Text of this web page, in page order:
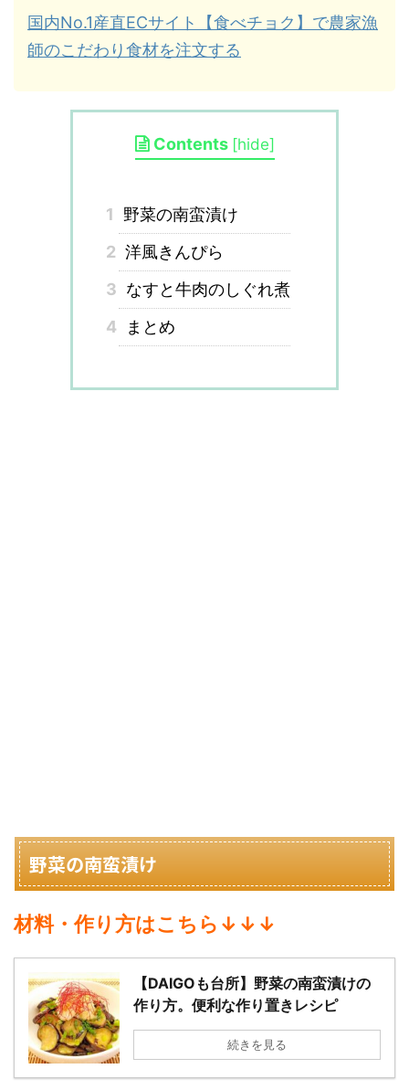
国内No.1産直ECサイト【食べチョク】で農家漁
師のこだわり食材を注文する
Contents [hide]
1
野菜の南蛮漬け
2 洋風きんぴら
3 なすと牛肉のしぐれ煮
4
まとめ
野菜の南蛮漬け
材料・作り方はこちら↓↓↓
【DAIGOも台所】野菜の南蛮漬けの
作り方。便利な作り置きレシピ
続きを見る